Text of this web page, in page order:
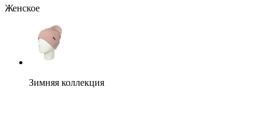
Женское
Зимняя коллекция